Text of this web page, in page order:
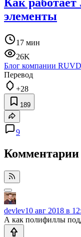
элементы
17 мин
26K
Блог компании
Перевод
+28
189
9
Комментарии
devlev10 авг 2018 в
А как полифиллы